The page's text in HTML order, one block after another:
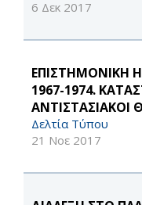
6 Δεκ 2017
ΕΠΙΣΤΗΜΟΝΙΚΗ
1967-1974.
ΑΝΤΙΣΤΑΣΙΑΚΟΙ
Δελτία Τύπου
21 Νοε 2017